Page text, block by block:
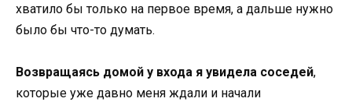
хватило бы только на первое время, а дальше нужно
было бы что-то думать.
Возвращаясь домой у входа я увидела соседей,
которые уже давно меня ждали и начали